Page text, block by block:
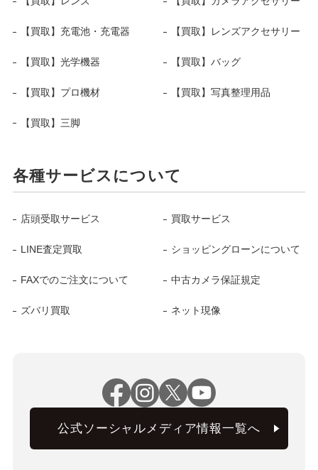
【買取】充電池・充電器 【買取】レンズアクセサリー
【買取】光学機器 【買取】バッグ
【買取】プロ機材 【買取】写真整理用品
【買取】三脚
各種サービスについて
店頭受取サービス 買取サービス
LINE査定買取 ショッピングローンについて
FAXでのご注文について 中古カメラ保証規定
ズバリ買取 ネット現像
公式ソーシャルメディア情報一覧へ